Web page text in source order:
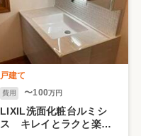
戸建て
費用 〜100万円
LIXIL洗面化粧台ルミシ
ス キレイとラクと楽し